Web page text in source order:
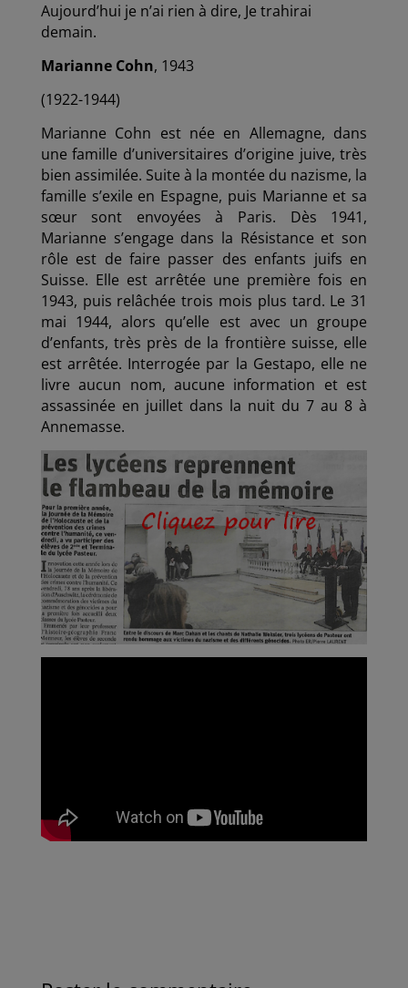
Aujourd’hui je n’ai rien à dire, Je trahirai
demain.
Marianne Cohn, 1943
(1922-1944)
Marianne Cohn est née en Allemagne, dans
une famille d’universitaires d’origine juive, très
bien assimilée. Suite à la montée du nazisme, la
famille s’exile en Espagne, puis Marianne et sa
sœur sont envoyées à Paris. Dès 1941,
Marianne s’engage dans la Résistance et son
rôle est de faire passer des enfants juifs en
Suisse. Elle est arrêtée une première fois en
1943, puis relâchée trois mois plus tard. Le 31
mai 1944, alors qu’elle est avec un groupe
d’enfants, très près de la frontière suisse, elle
est arrêtée. Interrogée par la Gestapo, elle ne
livre aucun nom, aucune information et est
assassinée en juillet dans la nuit du 7 au 8 à
Annemasse.